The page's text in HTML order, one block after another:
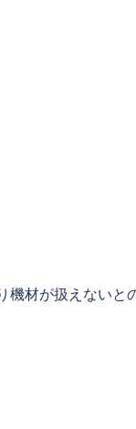
機材が扱えないと